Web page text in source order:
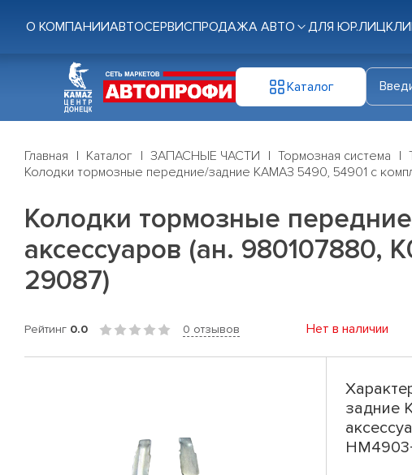
О КОМПАНИИАВТОСЕРВИСПРОДАЖА АВТО ДЛЯ ЮР.ЛИЦ
Каталог
Главная Каталог ЗАПАСНЫЕ ЧАСТИ Тормозная система
Колодки тормозные передние/задние КАМАЗ 5490, 54901 с
Колодки тормозные
аксессуаров (ан. 980107880,
29087)
Рейтинг 0.0 0 отзывов Нет в наличии
задние